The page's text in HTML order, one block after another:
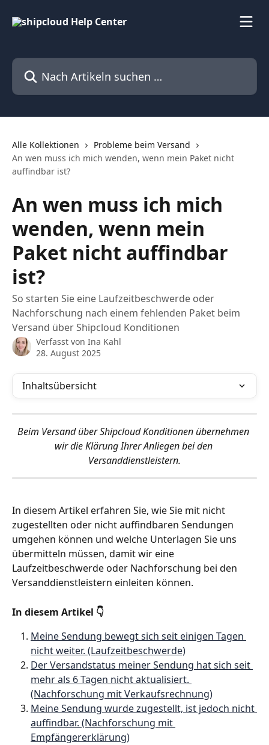
Nach Artikeln suchen …
Alle Kollektionen
Probleme beim Versand
An wen muss ich mich wenden, wenn mein Paket nicht
auffindbar ist?
An wen muss ich mich
wenden, wenn mein
Paket nicht auffindbar
ist?
So starten Sie eine Laufzeitbeschwerde oder
Nachforschung nach einem fehlenden Paket beim
Versand über Shipcloud Konditionen
Verfasst von Ina Kahl
28. August 2025
Inhaltsübersicht
Beim Versand über Shipcloud Konditionen übernehmen
wir die Klärung Ihrer Anliegen bei den
Versanddienstleistern.
In diesem Artikel erfahren Sie, wie Sie mit nicht
zugestellten oder nicht auffindbaren Sendungen
umgehen können und welche Unterlagen Sie uns
übermitteln müssen, damit wir eine
Laufzeitbeschwerde oder Nachforschung bei den
Versanddienstleistern einleiten können.
In diesem Artikel 👇
Meine Sendung bewegt sich seit einigen Tagen
nicht weiter. (Laufzeitbeschwerde)
Der Versandstatus meiner Sendung hat sich seit
mehr als 6 Tagen nicht aktualisiert.
(Nachforschung mit Verkaufsrechnung)
Meine Sendung wurde zugestellt, ist jedoch nicht
auffindbar. (Nachforschung mit
Empfängererklärung)